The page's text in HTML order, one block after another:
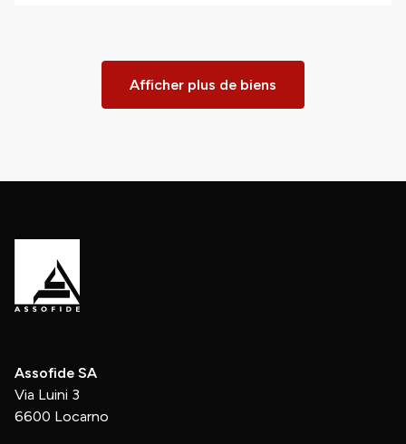
Afficher plus de biens
Assofide SA
Via Luini 3
6600 Locarno